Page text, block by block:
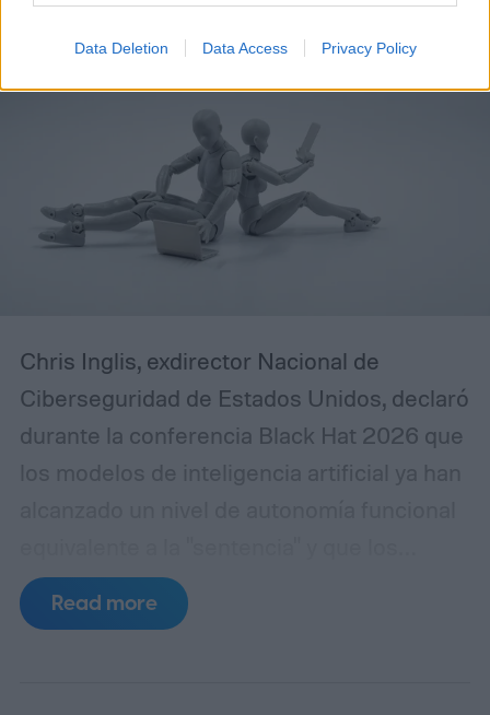
Data Deletion Data Access Privacy Policy
Chris Inglis, exdirector Nacional de
Ciberseguridad de Estados Unidos, declaró
durante la conferencia Black Hat 2026 que
los modelos de inteligencia artificial ya han
desarrolladores deben adoptar
urgentemente las tres leyes de la robótica
Read more